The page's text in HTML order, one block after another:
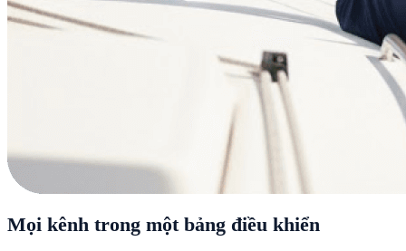
Mọi kênh trong một bảng điều khiển